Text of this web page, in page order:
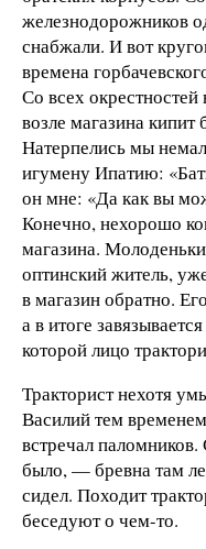
железнодорожников
снабжали. И вот
времена
Со всех
возле магазина кипит
Натерпелись мы
игумену Ипатию:
он мне: «Да как вы
Конечно, нехорошо
магазина.
оптинский житель,
в магазин обратно.
а в итоге
которой лицо
Тракторист нехотя
Василий тем
встречал
было, — бревна там
сидел. Походит
беседуют о чем-то.